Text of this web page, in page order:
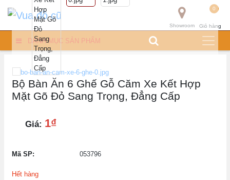
0
Giỏ hàng
Showroom
DANH MỤC SẢN PHẨM
Bộ Bàn Ăn 6 Ghế Gỗ Căm Xe Kết Hợp
Mặt Gõ Đỏ Sang Trọng, Đẳng Cấp
Giá: 1₫
Mã SP: 053796
Hết hàng